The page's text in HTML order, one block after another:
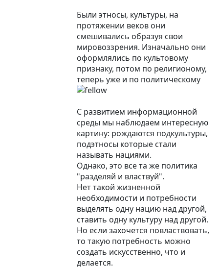
Были этносы, культуры, на
протяжении веков они
смешивались образуя свои
мировоззрения. Изначально они
оформлялись по культовому
признаку, потом по религионому,
теперь уже и по политическому
С развитием информационной
среды мы наблюдаем интересную
картину: рождаются подкультуры,
подэтносы которые стали
называть нациями.
Однако, это все та же политика
"разделяй и властвуй".
Нет такой жизненной
необходимости и потребности
выделять одну нацию над другой,
ставить одну культуру над другой.
Но если захочется повластвовать,
то такую потребность можно
создать искусственно, что и
делается.